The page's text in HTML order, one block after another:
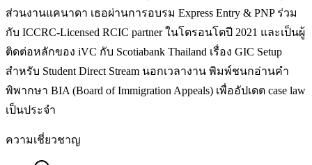
ส่วนงานแคนาดา เธอผ่านการอบรม Express Entry & PNP ร่วม
กับ ICCRC-Licensed RCIC partner ในโตรอนโตปี 2021 และเป็นผู้
ติดต่อหลักของ iVC กับ Scotiabank Thailand เรื่อง GIC Setup
สำหรับ Student Direct Stream นอกเวลางาน พิมพ์ชนกอ่านคำ
พิพากษา BIA (Board of Immigration Appeals) เพื่ออัปเดต case law
เป็นประจำ
ความเชี่ยวชาญ